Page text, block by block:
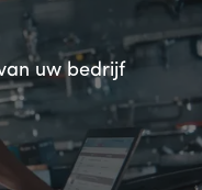
uw bedrijf